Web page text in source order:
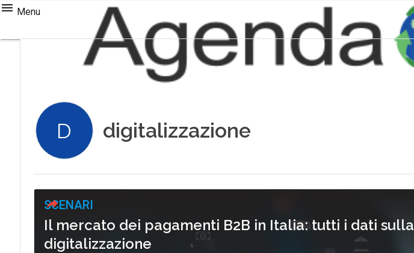
Menu
D digitalizzazione
SCENARI
Il mercato dei pagamenti B2B in Italia: tutti i dati sulla
digitalizzazione